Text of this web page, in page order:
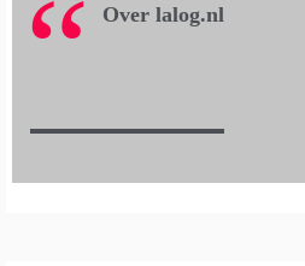
Over lalog.nl